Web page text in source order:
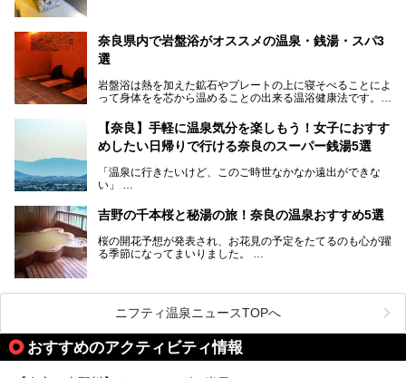
中心部に近いサウナや郊外にあるアウトドアフィンランド式
サウナなど種類も豊富です。
奈良県にあるサウナでリフレッシュしませんか？
奈良県内で岩盤浴がオススメの温泉・銭湯・スパ3
選
岩盤浴は熱を加えた鉱石やプレートの上に寝そべることによ
って身体をを芯から温めることの出来る温浴健康法です。じ
果だけではなく、代謝が高まり健康や美容にも良い影響が期
待できます。今回はそんな岩盤浴にこだわった、奈良県内の
オススメ温泉・銭湯・スパ3ヶ所を紹介させていただきま
【奈良】手軽に温泉気分を楽しもう！女子におすす
めしたい日帰りで行ける奈良のスーパー銭湯5選
「温泉に行きたいけど、このご時世なかなか遠出ができな
い」
そんな方も多いのではないでしょうか？
お宿に泊まって観光地を巡るような温泉旅行がしたいけど、
まとまった時間が取れない時もありますよね。
芯までじんわり温まってリラックス効果も抜群。
今回は、奈良で行けるおすすめのスーパー銭湯を5つご紹介
したいと思います。
吉野の千本桜と秘湯の旅！奈良の温泉おすすめ5選
桜の開花予想が発表され、お花見の予定をたてるのも心が躍
る季節になってまいりました。
まれるくらい日本人の心を捉えて離さない名所中の名所があ
ります。それは奈良県の吉野山。
す。また吉野山を含む「紀伊山地の霊場と参詣道」はユネス
コの世界遺産に登録されており、修験道の霊場として荘厳な
ニフティ温泉ニュースTOPへ
おすすめのアクティビティ情報